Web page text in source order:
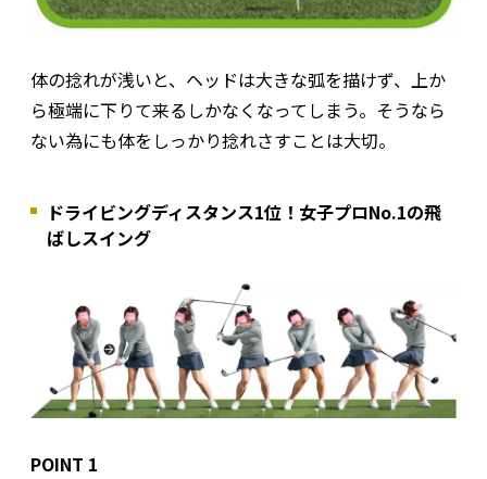
体の捻れが浅いと、ヘッドは大きな弧を描けず、上か
ら極端に下りて来るしかなくなってしまう。そうなら
ない為にも体をしっかり捻れさすことは大切。
ドライビングディスタンス1位！女子プロNo.1の飛
ばしスイング
POINT 1